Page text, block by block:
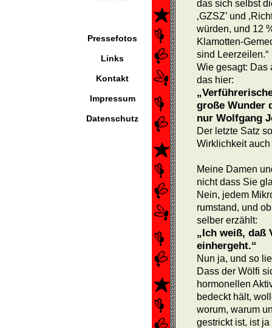
Pressefotos
Links
Kontakt
Impressum
Datenschutz
das sich selbst
‚GZSZ’ und
würden, und 12
Klamotten-
sind Leerzeilen.“
Wie gesagt: Das
das hier:
große Wunder
nur Wolfgang
Der letzte Satz
Wirklichkeit
Meine Damen
nicht dass Sie
Nein, jedem
rumstand, und
selber erzählt:
„Ich weiß, daß
einhergeht.“
Nun ja, und so
Dass der Wölfi
hormonellen
bedeckt hält,
worum, warum
gestrickt ist, ist ja